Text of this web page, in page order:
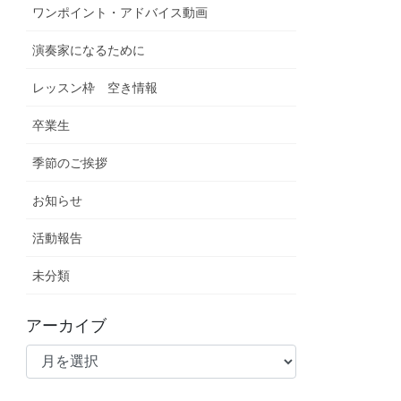
ワンポイント・アドバイス動画
演奏家になるために
レッスン枠 空き情報
卒業生
季節のご挨拶
お知らせ
活動報告
未分類
アーカイブ
ア